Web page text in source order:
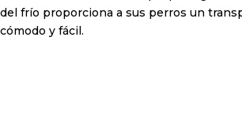
del frío proporciona a sus perros un
cómodo y fácil.